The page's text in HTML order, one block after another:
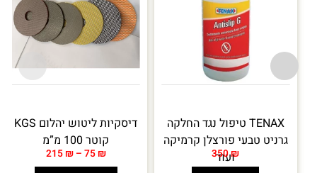
דיסקיות ליטוש יהלום KGS
קוטר 100 מ”מ
75 ₪
–
215 ₪
TENAX טיפול נגד החלקה
גרניט טבעי פורצלן קרמיקה
ועוד
350₪